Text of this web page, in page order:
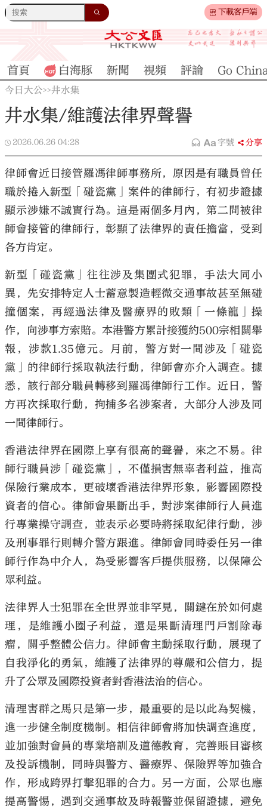
下載客戶端
大公文匯
首頁 白海豚 新聞 視頻 評論 Go
今日大公>>井水集
井水集/維護法律界聲譽
2026.06.26 04:28 字號 分享
律師會近日接管羅馮律師事務所，原因是有職員曾任
職於捲入新型「碰瓷黨」案件的律師行，有初步證據
顯示涉嫌不誠實行為。這是兩個多月內，第二間被律
師會接管的律師行，彰顯了法律界的責任擔當，受到
各方肯定。
新型「碰瓷黨」往往涉及集團式犯罪，手法大同小
異，先安排特定人士蓄意製造輕微交通事故甚至無碰
撞個案，再經過法律及醫療界的敗類「一條龍」操
作，向涉事方索賠。本港警方累計接獲約500宗相關舉
報，涉款1.35億元。月前，警方對一間涉及「碰瓷
黨」的律師行採取執法行動，律師會亦介入調查。據
悉，該行部分職員轉移到羅馮律師行工作。近日，警
方再次採取行動，拘捕多名涉案者，大部分人涉及同
一間律師行。
香港法律界在國際上享有很高的聲譽，來之不易。律
師行職員涉「碰瓷黨」，不僅損害無辜者利益，推高
保險行業成本，更破壞香港法律界形象，影響國際投
資者的信心。律師會果斷出手，對涉案律師行人員進
行專業操守調查，並表示必要時將採取紀律行動，涉
及刑事罪行則轉介警方跟進。律師會同時委任另一律
師行作為中介人，為受影響客戶提供服務，以保障公
眾利益。
法律界人士犯罪在全世界並非罕見，關鍵在於如何處
理，是維護小圈子利益，還是果斷清理門戶割除毒
瘤，關乎整體公信力。律師會主動採取行動，展現了
自我淨化的勇氣，維護了法律界的尊嚴和公信力，提
升了公眾及國際投資者對香港法治的信心。
清理害群之馬只是第一步，最重要的是以此為契機，
進一步健全制度機制。相信律師會將加快調查進度，
並加強對會員的專業培訓及道德教育，完善賬目審核
及投訴機制，同時與警方、醫療界、保險界等加強合
作，形成跨界打擊犯罪的合力。另一方面，公眾也應
提高警惕，遇到交通事故及時報警並保留證據，避免